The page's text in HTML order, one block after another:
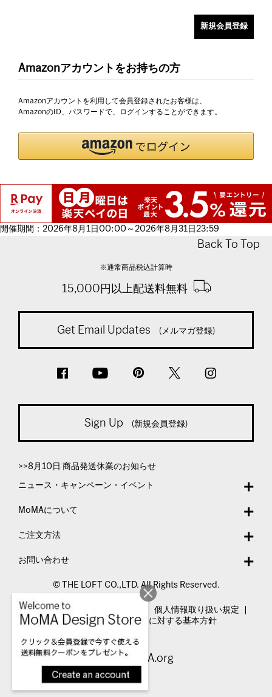
Amazonアカウントをお持ちの方
Amazonアカウントを利用して会員登録されたお客様は、
AmazonのID、パスワードで、ログインすることができます。
開催期間：2026年8月1日00:00～2026年8月31日23:59
Back To Top
※通常商品税込計算時
15,000円以上配送料無料
Get Email Updates (メルマガ登録)
Sign Up (新規会員登録)
>>8月10日 商品発送休業のお知らせ
ニュース・キャンペーン・イベント
MoMAについて
ご注文方法
お問い合わせ
© THE LOFT CO.,LTD. All Rights Reserved.
特定商取引法表示
個人情報取り扱い規定
カスタマーハラスメントに対する基本方針
Visit MoMA.org